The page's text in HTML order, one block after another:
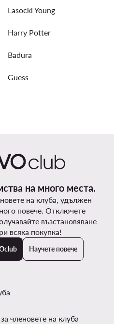
Lasocki Young
Harry Potter
Badura
Guess
на много места.
на клуба, удължен
повече. Отключете
възстановяване
всяка покупка!
Научете повече
членовете на клуба